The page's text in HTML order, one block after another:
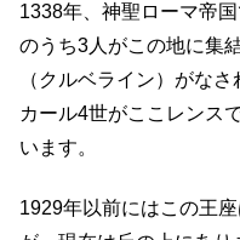
1338年、神聖ローマ帝
のうち3人がこの地に集
（クルベライン）がな
カール4世がここレンス
います。
1929年以前にはこの王